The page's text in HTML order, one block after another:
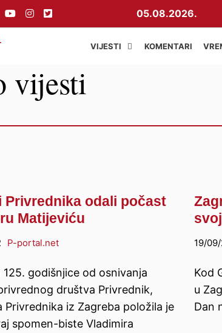
05.08.2026.
VIJESTI KOMENTARI
vijesti
Privrednika odali počast
Matijeviću
P-portal.net
125. godišnjice od osnivanja
društva Privrednik,
Privrednika iz Zagreba položila je
spomen-biste Vladimira
19/
Kod
u
Dan